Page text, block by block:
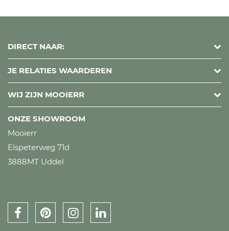
DIRECT NAAR:
JE RELATIES WAARDEREN
WIJ ZIJN MOOIERR
ONZE SHOWROOM
Mooierr
Elspeterweg 71d
3888MT Uddel